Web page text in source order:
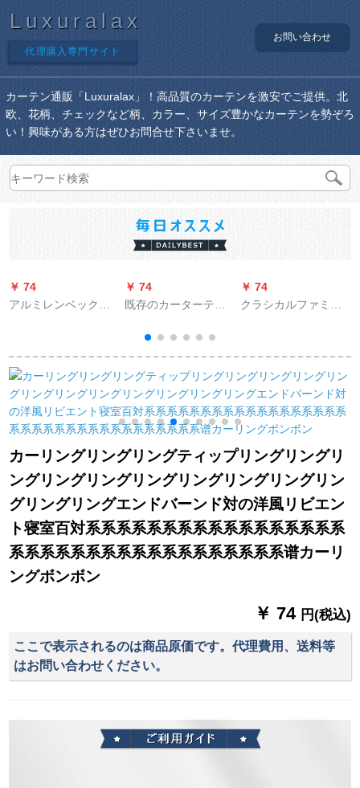
Luxuralax
代理購入専門サイト
お問い合わせ
カーテン通販「Luxuralax」！高品質のカーテンを激安でご提供。北
欧、花柄、チェックなど柄、カラー、サイズ豊かなカーテンを勢ぞろ
い！興味がある方はぜひお問合せ下さいませ。
￥ 74
アルミレンベックス
ーポラジット28*22
mm洋風ダンベルドを
取ります。
￥ 74
既存のカーターテン
m幅*2.0 m高、打孔1
枚をインスト`ルしな
いでください。
￥ 74
クラシカルファミリ
システムシステムシ
ステムシステムシス
テムシステムシステ
ムシステム寝室ビエ
ング男の子部屋出窓
つぎわわわわ帆船-布
ka teon 1メートル幅
専门撮影
カーリングリングリングティップリングリングリ
ングリングリングリングリングリングリングリン
グリングリングエンドバーンド対の洋風リビエン
ト寝室百対系系系系系系系系系系系系系系系系系
系系系系系系系系系系系系系系系系系系谱カーリ
ングボンボン
￥ 74 円(税込)
ここで表示されるのは商品原価です。代理費用、送料等
はお問い合わせください。